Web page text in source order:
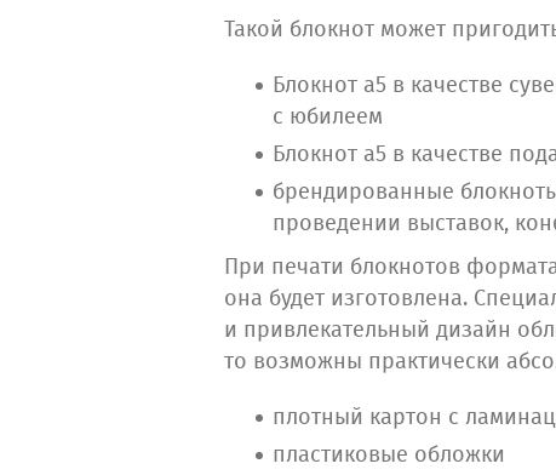
Такой блокнот может
Блокнот а5 в качестве
с юбилеем
Блокнот а5 в качестве
брендированные
проведении выставок,
При печати блокнотов
она будет изготовлена.
и привлекательный дизайн
то возможны практически
плотный картон с
пластиковые обложки